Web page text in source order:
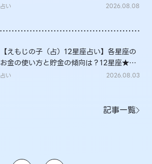
占い 2026.08.08
【えもじの子（占）12星座占い】各星座の
お金の使い方と貯金の傾向は？12星座★徹
底解説
占い 2026.08.03
記事一覧